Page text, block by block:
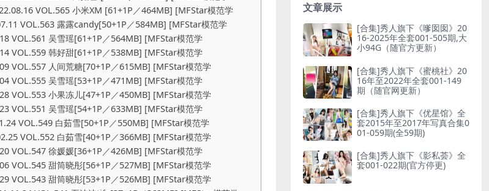
文章展示
[合集]秀人旗下《嗲囡囡》20
16-2025年全套001-505期,大
小94G（随官方更新）
[合集]秀人旗下《蜜桃社》20
16年至2022年全套001-149
期（随官网更新）
[合集]秀人旗下《优星馆》全
套2015年至2017年写真合集0
01-059期(全59期)
[合集]秀人旗下《影私荟》全
套001-022期(官方停更)